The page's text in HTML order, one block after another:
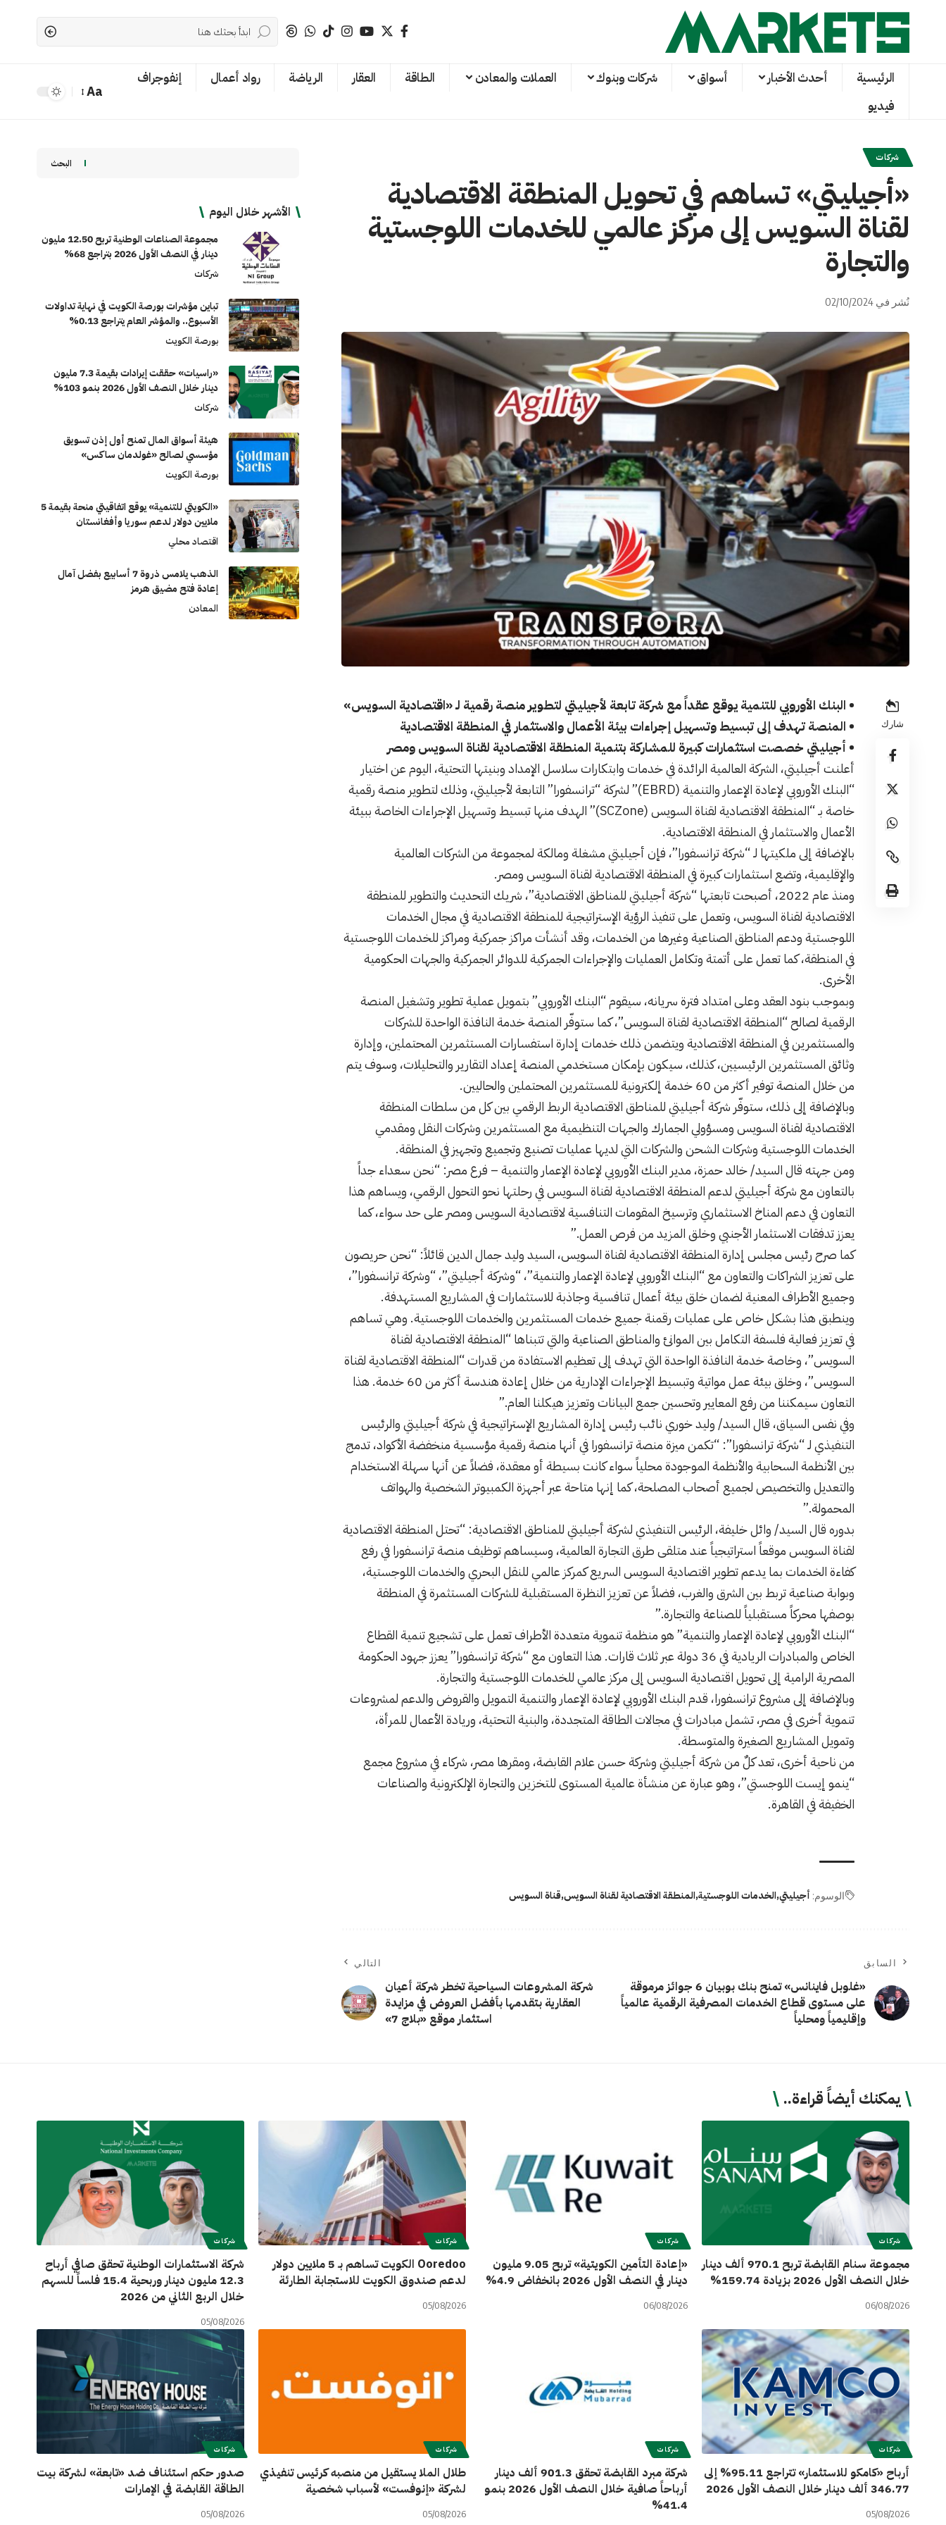
الرئيسية أحدث الأخبار أسواق شركات وبنوك العملات والمعادن الطاقة العقار الرياضة رواد أعمال
إنفوجراف
فيديو
Font
Aa
شركات
«أجيليتي» تساهم في تحويل المنطقة الاقتصادية
لقناة السويس إلى مركز عالمي للخدمات اللوجستية
والتجارة
نُشر في 02/10/2024
شارك
• البنك الأوروبي للتنمية يوقع عقداً مع شركة تابعة لأجيليتي لتطوير منصة رقمية لـ «اقتصادية السويس»
• المنصة تهدف إلى تبسيط وتسهيل إجراءات بيئة الأعمال والاستثمار في المنطقة الاقتصادية
• أجيليتي خصصت استثمارات كبيرة للمشاركة بتنمية المنطقة الاقتصادية لقناة السويس ومصر
أعلنت أجيليتي، الشركة العالمية الرائدة في خدمات وابتكارات سلاسل الإمداد وبنيتها التحتية، اليوم عن اختيار
“البنك الأوروبي لإعادة الإعمار والتنمية (EBRD)” لشركة “ترانسفورا” التابعة لأجيليتي، وذلك لتطوير منصة رقمية
خاصة بـ “المنطقة الاقتصادية لقناة السويس (SCZone)” الهدف منها تبسيط وتسهيل الإجراءات الخاصة ببيئة
الأعمال والاستثمار في المنطقة الاقتصادية.
بالإضافة إلى ملكيتها لـ “شركة ترانسفورا”، فإن أجيليتي مشغلة ومالكة لمجموعة من الشركات العالمية
والإقليمية، وتضع استثمارات كبيرة في المنطقة الاقتصادية لقناة السويس ومصر.
ومنذ عام 2022، أصبحت تابعتها “شركة أجيليتي للمناطق الاقتصادية”، شريك التحديث والتطوير للمنطقة
الاقتصادية لقناة السويس، وتعمل على تنفيذ الرؤية الإستراتيجية للمنطقة الاقتصادية في مجال الخدمات
اللوجستية ودعم المناطق الصناعية وغيرها من الخدمات، وقد أنشأت مراكز جمركية ومراكز للخدمات اللوجستية
في المنطقة، كما تعمل على أتمتة وتكامل العمليات والإجراءات الجمركية للدوائر الجمركية والجهات الحكومية
الأخرى.
وبموجب بنود العقد وعلى امتداد فترة سريانه، سيقوم “البنك الأوروبي” بتمويل عملية تطوير وتشغيل المنصة
الرقمية لصالح “المنطقة الاقتصادية لقناة السويس”، كما ستوفّر المنصة خدمة النافذة الواحدة للشركات
والمستثمرين في المنطقة الاقتصادية ويتضمن ذلك خدمات إدارة استفسارات المستثمرين المحتملين، وإدارة
وثائق المستثمرين الرئيسيين، كذلك، سيكون بإمكان مستخدمي المنصة إعداد التقارير والتحليلات، وسوف يتم
من خلال المنصة توفير أكثر من 60 خدمة إلكترونية للمستثمرين المحتملين والحاليين.
وبالإضافة إلى ذلك، ستوفّر شركة أجيليتي للمناطق الاقتصادية الربط الرقمي بين كل من سلطات المنطقة
الاقتصادية لقناة السويس ومسؤولي الجمارك والجهات التنظيمية مع المستثمرين وشركات النقل ومقدمي
الخدمات اللوجستية وشركات الشحن والشركات التي لديها عمليات تصنيع وتجميع وتجهيز في المنطقة.
ومن جهته قال السيد/ خالد حمزة، مدير البنك الأوروبي لإعادة الإعمار والتنمية – فرع مصر: “نحن سعداء جداً
بالتعاون مع شركة أجيليتي لدعم المنطقة الاقتصادية لقناة السويس في رحلتها نحو التحول الرقمي، ويساهم هذا
التعاون في دعم المناخ الاستثماري وترسيخ المقومات التنافسية لاقتصادية السويس ومصر على حد سواء، كما
يعزز تدفقات الاستثمار الأجنبي وخلق المزيد من فرص العمل.”
كما صرح رئيس مجلس إدارة المنطقة الاقتصادية لقناة السويس، السيد وليد جمال الدين قائلاً: “نحن حريصون
على تعزيز الشراكات والتعاون مع “البنك الأوروبي لإعادة الإعمار والتنمية”، “وشركة أجيليتي”، “وشركة ترانسفورا”،
وجميع الأطراف المعنية لضمان خلق بيئة أعمال تنافسية وجاذبة للاستثمارات في المشاريع المستهدفة.
وينطبق هذا بشكل خاص على عمليات رقمنة جميع خدمات المستثمرين والخدمات اللوجستية. وهي تساهم
في تعزيز فعالية فلسفة التكامل بين الموانئ والمناطق الصناعية والتي تتبناها “المنطقة الاقتصادية لقناة
السويس”، وخاصة خدمة النافذة الواحدة التي تهدف إلى تعظيم الاستفادة من قدرات “المنطقة الاقتصادية لقناة
السويس”، وخلق بيئة عمل مواتية وتبسيط الإجراءات الإدارية من خلال إعادة هندسة أكثر من 60 خدمة. هذا
التعاون سيمكننا من رفع المعايير وتحسين جمع البيانات وتعزيز هيكلنا العام.”
وفي نفس السياق، قال السيد/ وليد خوري نائب رئيس إدارة المشاريع الإستراتيجية في شركة أجيليتي والرئيس
التنفيذي لـ “شركة ترانسفورا”: “تكمن ميزة منصة ترانسفورا في أنها منصة رقمية مؤسسية منخفضة الأكواد، تدمج
بين الأنظمة السحابية والأنظمة الموجودة محلياً سواء كانت بسيطة أو معقدة، فضلاً عن أنها سهلة الاستخدام
والتعديل والتخصيص لجميع أصحاب المصلحة، كما إنها متاحة عبر أجهزة الكمبيوتر الشخصية والهواتف
المحمولة.”
بدوره قال السيد/ وائل خليفة، الرئيس التنفيذي لشركة أجيليتي للمناطق الاقتصادية: “تحتل المنطقة الاقتصادية
لقناة السويس موقعاً استراتيجياً عند متلقى طرق التجارة العالمية، وسيساهم توظيف منصة ترانسفورا في رفع
كفاءة الخدمات بما يدعم تطوير اقتصادية السويس السريع كمركز عالمي للنقل البحري والخدمات اللوجستية،
وبوابة صناعية تربط بين الشرق والغرب، فضلاً عن تعزيز النظرة المستقبلية للشركات المستثمرة في المنطقة
بوصفها محركاً مستقبلياً للصناعة والتجارة.”
“البنك الأوروبي لإعادة الإعمار والتنمية” هو منظمة تنموية متعددة الأطراف تعمل على تشجيع تنمية القطاع
الخاص والمبادرات الريادية في 36 دولة عبر ثلاث قارات. هذا التعاون مع “شركة ترانسفورا” يعزز جهود الحكومة
المصرية الرامية إلى تحويل اقتصادية السويس إلى مركز عالمي للخدمات اللوجستية والتجارة.
وبالإضافة إلى مشروع ترانسفورا، قدم البنك الأوروبي لإعادة الإعمار والتنمية التمويل والقروض والدعم لمشروعات
تنموية أخرى في مصر، تشمل مبادرات في مجالات الطاقة المتجددة، والبنية التحتية، وريادة الأعمال للمرأة،
وتمويل المشاريع الصغيرة والمتوسطة.
من ناحية أخرى، تعد كلٌ من شركة أجيليتي وشركة حسن علام القابضة، ومقرها مصر، شركاء في مشروع مجمع
“ينمو إيست اللوجستي”، وهو عبارة عن منشأة عالمية المستوى للتخزين والتجارة الإلكترونية والصناعات
الخفيفة في القاهرة.
الوسوم: أجيليتيالخدمات اللوجستيةالمنطقة الاقتصادية لقناة السويس قناة السويس
السابق
«غلوبل فاينانس» تمنح بنك بوبيان 6 جوائز مرموقة
على مستوى قطاع الخدمات المصرفية الرقمية عالمياً
وإقليمياً ومحلياً
التالي
شركة المشروعات السياحية تخطر شركة أعيان
العقارية بتقدمها بأفضل العروض في مزايدة
استثمار موقع «بلاج 7»
البحث
الأشهر خلال اليوم
مجموعة الصناعات الوطنية تربح 12.50 مليون
دينار في النصف الأول 2026 بتراجع 68%
شركات
تباين مؤشرات بورصة الكويت في نهاية تداولات
الأسبوع.. والمؤشر العام يتراجع 0.13%
بورصة الكويت
«راسيات» حققت إيرادات بقيمة 7.3 مليون
دينار خلال النصف الأول 2026 بنمو 103%
شركات
هيئة أسواق المال تمنح أول إذن تسويق
مؤسسي لصالح «غولدمان ساكس»
بورصة الكويت
«الكويتي للتنمية» يوقع اتفاقيتي منحة بقيمة 5
ملايين دولار لدعم سوريا وأفغانستان
اقتصاد محلي
الذهب يلامس ذروة 7 أسابيع بفضل آمال
إعادة فتح مضيق هرمز
المعادن
يمكنك أيضاً قراءة..
شركات
مجموعة سنام القابضة تربح 970.1 ألف دينار
خلال النصف الأول 2026 بزيادة 159.74%
06/08/2026
شركات
«إعادة التأمين الكويتية» تربح 9.05 مليون
دينار في النصف الأول 2026 بانخفاض 4.9%
06/08/2026
شركات
Ooredoo الكويت تساهم بـ 5 ملايين دولار
لدعم صندوق الكويت للاستجابة الطارئة
05/08/2026
شركات
شركة الاستثمارات الوطنية تحقق صافي أرباح
12.3 مليون دينار وربحية 15.4 فلساً للسهم
خلال الربع الثاني من 2026
05/08/2026
شركات
أرباح «كامكو للاستثمار» تتراجع 95.11% إلى
346.77 ألف دينار خلال النصف الأول 2026
05/08/2026
شركات
شركة مبرد القابضة تحقق 901.3 ألف دينار
أرباحاً صافية خلال النصف الأول 2026 بنمو
41.4%
شركات
طلال الملا يستقيل من منصبه كرئيس تنفيذي
لشركة «إنوفست» لأسباب شخصية
05/08/2026
شركات
صدور حكم استئناف ضد «تابعة» لشركة بيت
الطاقة القابضة في الإمارات
05/08/2026